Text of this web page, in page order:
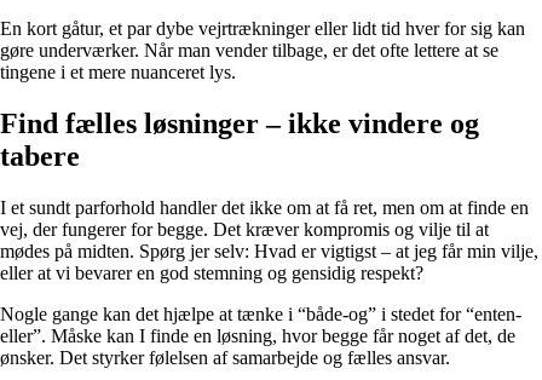
En kort gåtur, et par dybe vejrtrækninger eller lidt tid hver for sig kan
gøre underværker. Når man vender tilbage, er det ofte lettere at se
tingene i et mere nuanceret lys.
Find fælles løsninger – ikke vindere og
tabere
I et sundt parforhold handler det ikke om at få ret, men om at finde en
vej, der fungerer for begge. Det kræver kompromis og vilje til at
mødes på midten. Spørg jer selv: Hvad er vigtigst – at jeg får min vilje,
eller at vi bevarer en god stemning og gensidig respekt?
Nogle gange kan det hjælpe at tænke i “både-og” i stedet for “enten-
eller”. Måske kan I finde en løsning, hvor begge får noget af det, de
ønsker. Det styrker følelsen af samarbejde og fælles ansvar.